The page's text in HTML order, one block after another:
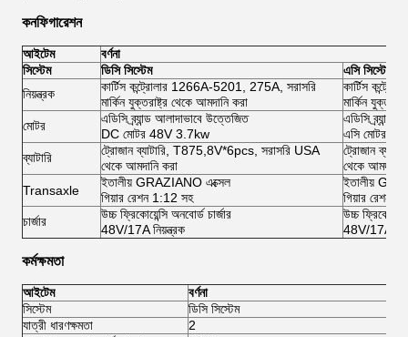
কনফিগারেশন
আইটেম
বর্ণনা
সিস্টেম
ডিসি সিস্টেম
এসি সিস্টেম
নিয়ন্ত্রক
কার্টিস কন্ট্রোলার 1266A-5201, 275A, সরাসরি
মার্কিন যুক্তরাষ্ট্র থেকে আমদানি করা
কার্টিস
মার্কিন
মোটর
এডিসি ব্র্যান্ড আলাদাভাবে উত্তেজিত
DC মোটর 48V 3.7kw
এডিসি ব্র্যান্ড
এসি মোটর
ব্যাটারি
ট্রোজান ব্যাটারি, T875,8V*6pcs, সরাসরি USA
থেকে আমদানি করা
ট্রোজান
থেকে আমদানি
Transaxle
ইতালীয় GRAZIANO এক্সেল
গিয়ার রেশন 1:12 সহ
ইতালীয়
গিয়ার রেশন
চার্জার
উচ্চ ফ্রিকোয়েন্সি অনবোর্ড চার্জার
48V/17A নিয়ন্ত্রক
উচ্চ
48V/17A
কর্মক্ষমতা
আইটেম
বর্ণনা
সিস্টেম
ডিসি সিস্টেম
যাত্রী ধারণক্ষমতা
2